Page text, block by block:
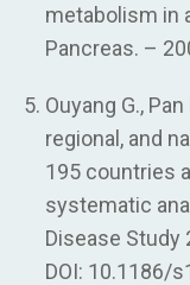
metabolism in
Pancreas. –
Ouyang G.,
regional, and
195 countries
systematic
Disease Study
DOI: 10.1186/